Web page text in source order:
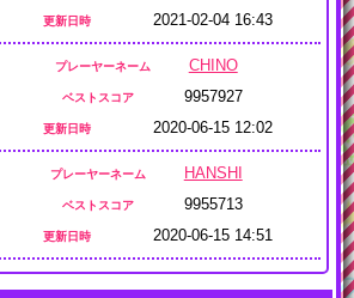
更新日時 2021-02-04 16:43
プレーヤーネーム CHINO
ベストスコア 9957927
更新日時 2020-06-15 12:02
プレーヤーネーム HANSHI
ベストスコア 9955713
更新日時 2020-06-15 14:51